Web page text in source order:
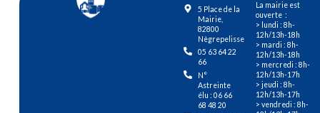
5 Place de la
Mairie,
82800
Nègrepelisse
05 63 64 22
66
N°
Astreinte
élu : 06 66
68 48 20
La mairie est
ouverte :
> lundi : 8h-
12h/13h-18h
> mardi : 8h-
12h/13h-18h
> mercredi : 8h-
12h/13h-17h
> jeudi : 8h-
12h/13h-17h
> vendredi : 8h-